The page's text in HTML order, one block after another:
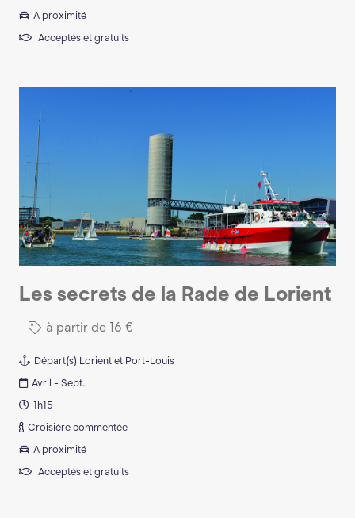
A proximité
Acceptés et gratuits
Les secrets de la Rade de Lorient
à partir de 16 €
Départ(s) Lorient et Port-Louis
Avril - Sept.
1h15
Croisière commentée
A proximité
Acceptés et gratuits